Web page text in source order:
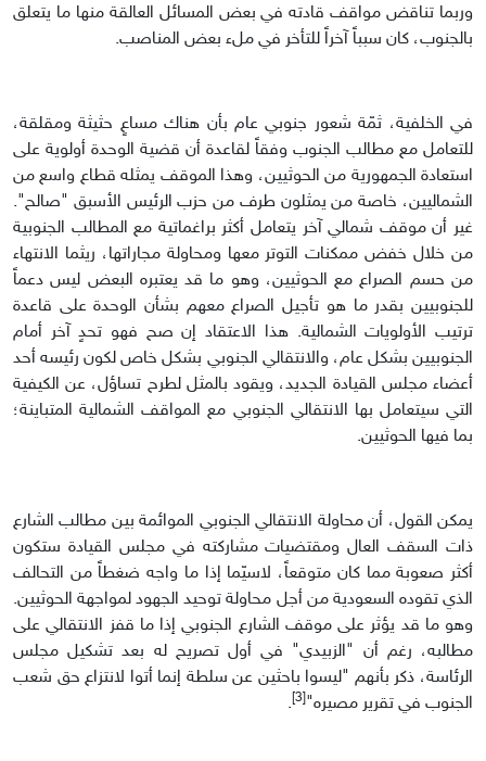
وربما تناقض مواقف قادته في بعض المسائل العالقة منها ما يتعلق
بالجنوب، كان سبباً آخراً للتأخر في ملء بعض المناصب.
في الخلفية، ثمّة شعور جنوبي عام بأن هناك مساعٍ حثيثة ومقلقة،
للتعامل مع مطالب الجنوب وفقاً لقاعدة أن قضية الوحدة أولوية على
استعادة الجمهورية من الحوثيين، وهذا الموقف يمثله قطاع واسع من
الشماليين، خاصة من يمثلون طرف من حزب الرئيس الأسبق "صالح".
غير أن موقف شمالي آخر يتعامل أكثر براغماتية مع المطالب الجنوبية
من خلال خفض ممكنات التوتر معها ومحاولة مجاراتها، ريثما الانتهاء
من حسم الصراع مع الحوثيين، وهو ما قد يعتبره البعض ليس دعماً
للجنوبيين بقدر ما هو تأجيل الصراع معهم بشأن الوحدة على قاعدة
ترتيب الأولويات الشمالية. هذا الاعتقاد إن صح فهو تحدٍ آخر أمام
الجنوبيين بشكل عام، والانتقالي الجنوبي بشكل خاص لكون رئيسه أحد
أعضاء مجلس القيادة الجديد، ويقود بالمثل لطرح تساؤل، عن الكيفية
التي سيتعامل بها الانتقالي الجنوبي مع المواقف الشمالية المتباينة؛
بما فيها الحوثيين.
يمكن القول، أن محاولة الانتقالي الجنوبي الموائمة بين مطالب الشارع
ذات السقف العال ومقتضيات مشاركته في مجلس القيادة ستكون
أكثر صعوبة مما كان متوقعاً، لاسيّما إذا ما واجه ضغطاً من التحالف
الذي تقوده السعودية من أجل محاولة توحيد الجهود لمواجهة الحوثيين.
وهو ما قد يؤثر على موقف الشارع الجنوبي إذا ما قفز الانتقالي على
مطالبه، رغم أن "الزبيدي" في أول تصريح له بعد تشكيل مجلس
الرئاسة، ذكر بأنهم "ليسوا باحثين عن سلطة إنما أتوا لانتزاع حق شعب
الجنوب في تقرير مصيره"
.